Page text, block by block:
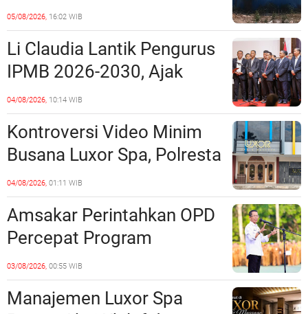
Penipuan Kavling Hingga
Miliaran Rupiah, Laporan ke
Polda Kepri Jalan di
Tempat?
05/08/2026, 16:02 WIB
Li Claudia Lantik Pengurus
IPMB 2026-2030, Ajak
Perkuat Kerukunan dan
Sinergi dengan Pemko
Batam
04/08/2026, 10:14 WIB
Kontroversi Video Minim
Busana Luxor Spa, Polresta
Barelang Usut Tuntas
Unsur Pelanggaran Hukum
04/08/2026, 01:11 WIB
Amsakar Perintahkan OPD
Percepat Program
Prioritas, Targetkan
Realisasi Pembangunan
Lampaui 50 Persen
03/08/2026, 00:55 WIB
Manajemen Luxor Spa